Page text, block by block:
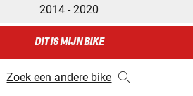
2014 - 2020
DIT IS MIJN BIKE
Zoek een andere bike